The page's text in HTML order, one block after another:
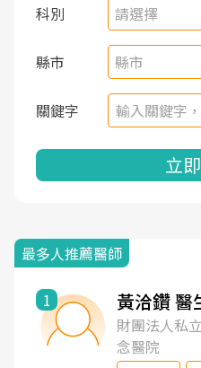
科別 請選擇
縣市 縣市
關鍵字
立
最多人推薦醫師
1 黃洽鑽 醫
財團法人私
念醫院